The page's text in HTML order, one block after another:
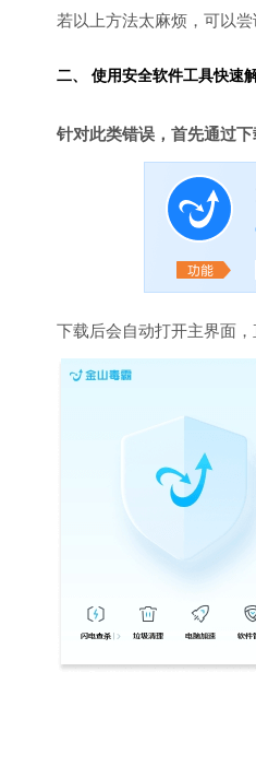
若以上方法太麻烦，可以
二、 使用安全软件工具快速
针对此类错误，首先通过下
下载后会自动打开主界面